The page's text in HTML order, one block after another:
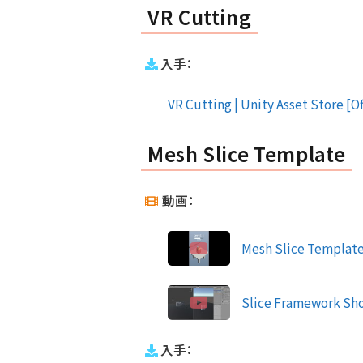
VR Cutting
入手：
VR Cutting | Unity Asset Store
Mesh Slice Template
動画：
Mesh Slice
Slice Framework
入手：